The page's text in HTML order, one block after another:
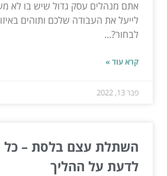
אתם מנהלים עסק גדול שיש בו לא
לייעל את העבודה שלכם ותוהים
לבחור?...
קרא עוד »
פבר 13, 2022
השתלת עצם בלסת –
לדעת על ההליך